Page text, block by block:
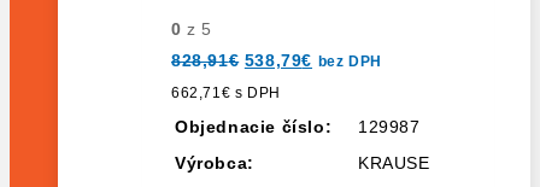
0 z 5
828,91€ Pôvodná
cena
bola:
538,79€ Aktuálna
cena
bez DPH
662,71 € s DPH
Objednacie číslo:
129987
Výrobca:
KRAUSE